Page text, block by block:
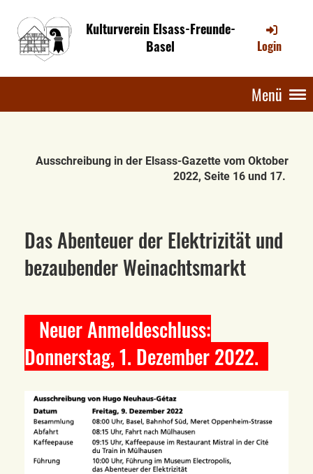
Kulturverein Elsass-Freunde-
Basel
Login
Menü
Ausschreibung in der Elsass-Gazette vom Oktober
2022, Seite 16 und 17.
Das Abenteuer der Elektrizität und
bezaubender Weinachtsmarkt
Neuer Anmeldeschluss:
Donnerstag, 1. Dezember 2022.